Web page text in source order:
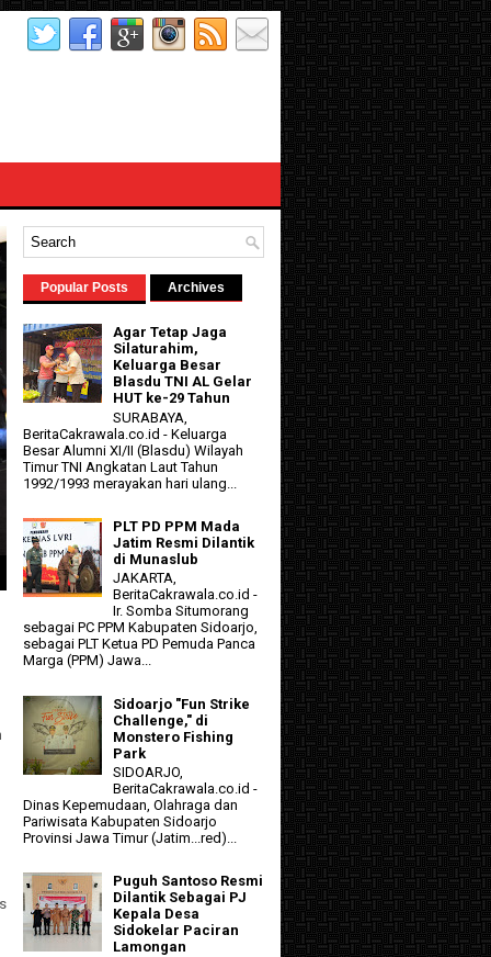
Popular Posts Archives
Agar Tetap Jaga
Silaturahim,
Keluarga Besar
Blasdu TNI AL Gelar
HUT ke-29 Tahun
SURABAYA,
BeritaCakrawala.co.id - Keluarga
Besar Alumni XI/II (Blasdu) Wilayah
Timur TNI Angkatan Laut Tahun
1992/1993 merayakan hari ulang...
PLT PD PPM Mada
Jatim Resmi Dilantik
di Munaslub
JAKARTA,
BeritaCakrawala.co.id -
Ir. Somba Situmorang
sebagai PC PPM Kabupaten Sidoarjo,
sebagai PLT Ketua PD Pemuda Panca
Marga (PPM) Jawa...
Sidoarjo "Fun Strike
Challenge," di
Monstero Fishing
Park
SIDOARJO,
BeritaCakrawala.co.id -
Dinas Kepemudaan, Olahraga dan
Pariwisata Kabupaten Sidoarjo
Provinsi Jawa Timur (Jatim...red)...
Puguh Santoso Resmi
Dilantik Sebagai PJ
Kepala Desa
Sidokelar Paciran
Lamongan